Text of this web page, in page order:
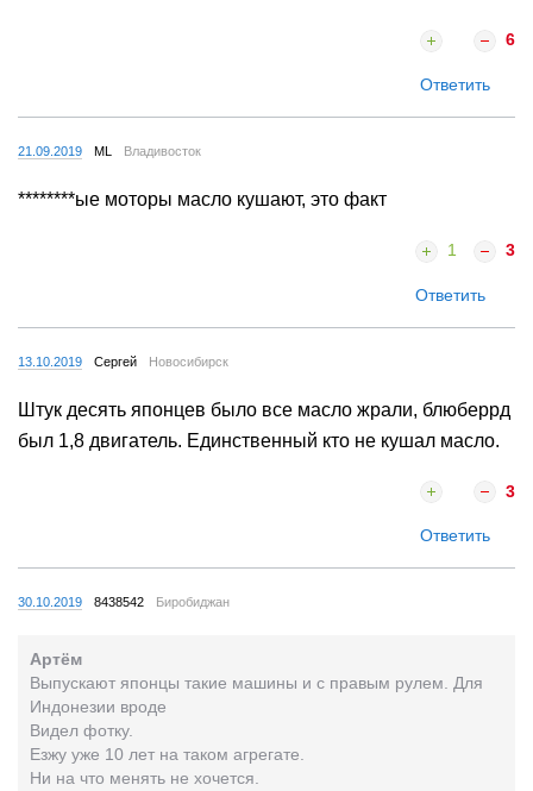
6
Ответить
21.09.2019 МL Владивосток
********ые моторы масло кушают, это факт
1 3
Ответить
13.10.2019 Сергей Новосибирск
Штук десять японцев было все масло жрали, блюберрд
был 1,8 двигатель. Единственный кто не кушал масло.
3
Ответить
30.10.2019 8438542 Биробиджан
Артём
Выпускают японцы такие машины и с правым рулем. Для
Индонезии вроде
Видел фотку.
Езжу уже 10 лет на таком агрегате.
Ни на что менять не хочется.